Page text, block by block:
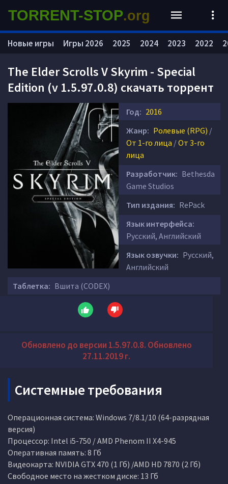
The Elder Scrolls V Skyrim - Special
Edition (v 1.5.97.0.8) скачать торрент
Год: 2016
Жанр: Ролевые (RPG) /
От 1-го лица /От 3-го
лица
Разработчик: Bethesda
Game Studios
Тип издания: RePack
Язык интерфейса:
Русский, Английский
Язык озвучки: Русский,
Английский
Таблетка: Вшита (CODEX)
Обновлено до версии 1.5.97.0.8. Обновлено
27.11.2019 г.
Системные требования
Операционная система: Windows 7/8.1/10 (64-разрядная
версия)
Процессор: Intel i5-750 / AMD Phenom II X4-945
Оперативная память: 8 Гб
Видеокарта: NVIDIA GTX 470 (1 Гб) /AMD HD 7870 (2 Гб)
Свободное место на жестком диске: 13 Гб
Новые игры Игры 2026 2025 2024 2023 2022
TORRENT-STOP.org